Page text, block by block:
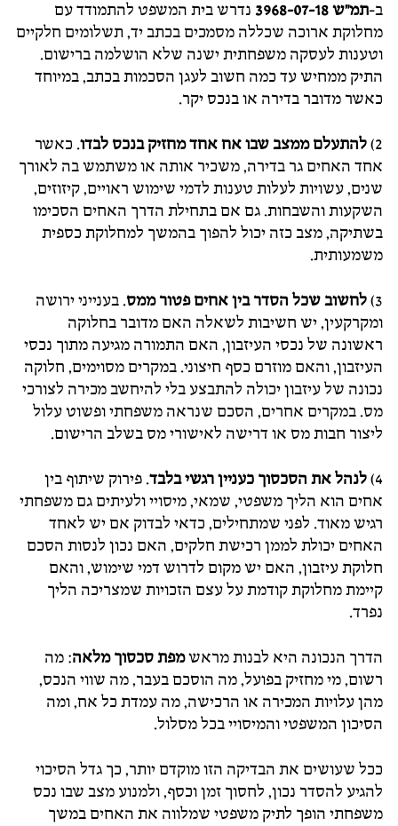
ב-תמ"ש 3968-07-18
נדרש בית המשפט להתמודד עם
מחלוקת ארוכה שכללה מסמכים בכתב יד, תשלומים חלקיים
וטענות לעסקה משפחתית ישנה שלא הושלמה ברישום.
התיק ממחיש עד כמה חשוב לעגן הסכמות בכתב, במיוחד
כאשר מדובר בדירה או בנכס יקר.
2) להתעלם ממצב שבו אח אחד מחזיק בנכס לבדו. כאשר
אחד האחים גר בדירה, משכיר אותה או משתמש בה לאורך
שנים, עשויות לעלות טענות לדמי שימוש ראויים, קיזוזים,
השקעות והשבחות. גם אם בתחילת הדרך האחים הסכימו
בשתיקה, מצב כזה יכול להפוך בהמשך למחלוקת כספית
משמעותית.
3) לחשוב שכל הסדר בין אחים פטור ממס. בענייני ירושה
ומקרקעין, יש חשיבות לשאלה האם מדובר בחלוקה
ראשונה של נכסי העיזבון, האם התמורה מגיעה מתוך נכסי
העיזבון, והאם מוזרם כסף חיצוני. במקרים מסוימים, חלוקה
נכונה של עיזבון יכולה להתבצע בלי להיחשב מכירה לצורכי
מס. במקרים אחרים, הסכם שנראה משפחתי ופשוט עלול
ליצור חבות מס או דרישה לאישורי מס בשלב הרישום.
4) לנהל את הסכסוך כעניין רגשי בלבד. פירוק שיתוף בין
אחים הוא הליך משפטי, שמאי, מיסויי ולעיתים גם משפחתי
רגיש מאוד. לפני שמתחילים, כדאי לבדוק אם יש לאחד
האחים יכולת לממן רכישת חלקים, האם נכון לנסות הסכם
חלוקת עיזבון, האם יש מקום לדרוש דמי שימוש, והאם
קיימת מחלוקת קודמת על עצם הזכויות שמצריכה הליך
נפרד.
הדרך הנכונה היא לבנות מראשמפת סכסוך מלאה: מה
רשום, מי מחזיק בפועל, מה הוסכם בעבר, מה שווי הנכס,
מהן עלויות המכירה או הרכישה, מה עמדת כל אח, ומה
הסיכון המשפטי והמיסויי בכל מסלול.
ככל שעושים את הבדיקה הזו מוקדם יותר, כך גדל הסיכוי
להגיע להסדר נכון, לחסוך זמן וכסף, ולמנוע מצב שבו נכס
משפחתי הופך לתיק משפטי שמלווה את האחים במשך